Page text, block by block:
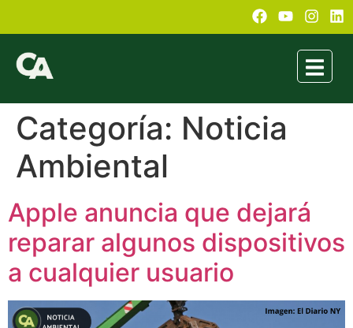
Categoría: Noticia
Ambiental
Apple anuncia que dejará
reparar algunos dispositivos
a cualquier usuario